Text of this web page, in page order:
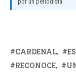
CARDENAL
RECONOCE